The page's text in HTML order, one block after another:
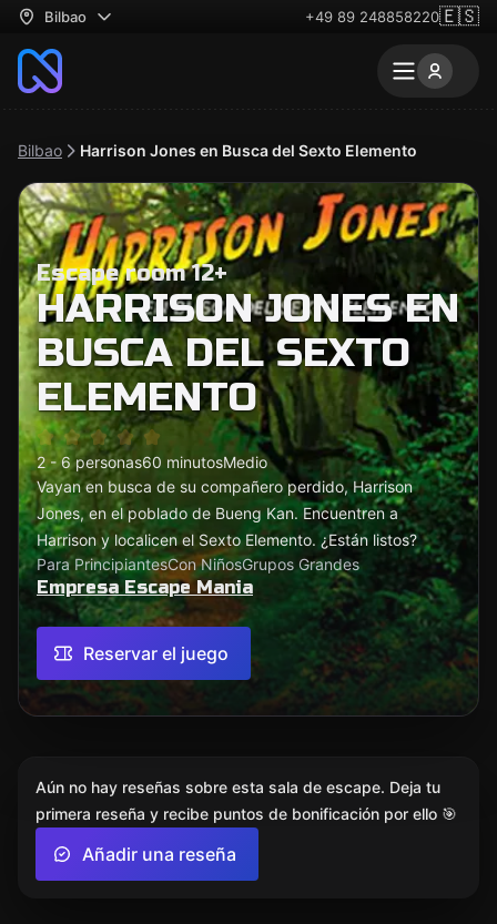
Bilbao +49 89 248858220🇪🇸
Bilbao Harrison Jones en Busca del Sexto Elemento
Escape room 12+
HARRISON JONES EN
BUSCA DEL SEXTO
ELEMENTO
2 - 6 personas60 minutosMedio
Vayan en busca de su compañero perdido, Harrison
Jones, en el poblado de Bueng Kan. Encuentren a
Harrison y localicen el Sexto Elemento. ¿Están listos?
Para PrincipiantesCon NiñosGrupos Grandes
Empresa Escape Mania
Reservar el juego
Aún no hay reseñas sobre esta sala de escape. Deja tu
primera reseña y recibe puntos de bonificación por ello 🎯
Añadir una reseña